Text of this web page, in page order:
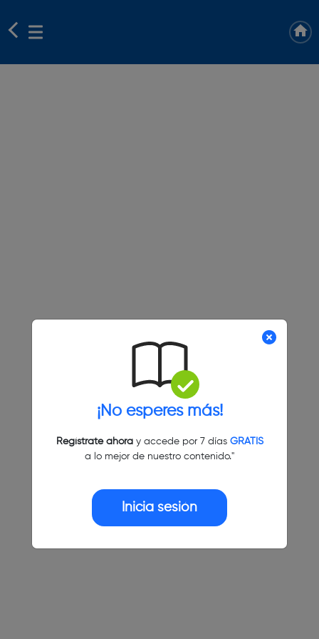
¡No esperes más!
Regístrate ahoray accede por 7 días GRATIS
a lo mejor de nuestro contenido."
Inicia sesión